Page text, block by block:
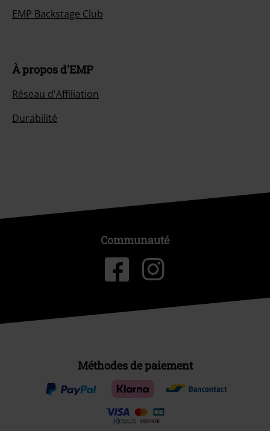
EMP Backstage Club
À propos d'EMP
Réseau d'Affiliation
Durabilité
Communauté
Méthodes de paiement